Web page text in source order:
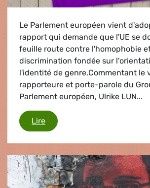
Le Parlement européen vient
rapport qui demande que l'UE se
feuille route contre l'homophobie
discrimination fondée sur
l'identité de genre.Commentant le
rapporteure et porte-parole du
Parlement européen, Ulrike LUN...
LireDroits des minorités